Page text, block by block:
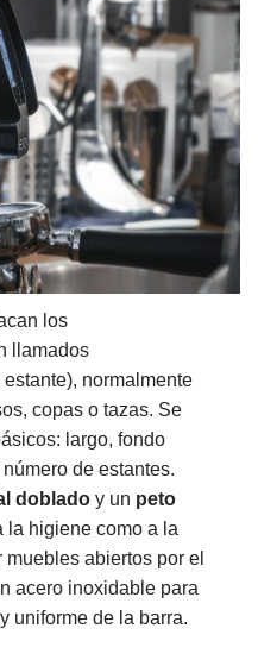
los
llamados
normalmente
copas o tazas. Se
largo, fondo
de estantes.
doblado y un peto
la higiene como a la
abiertos por el
acero inoxidable para
uniforme de la barra.